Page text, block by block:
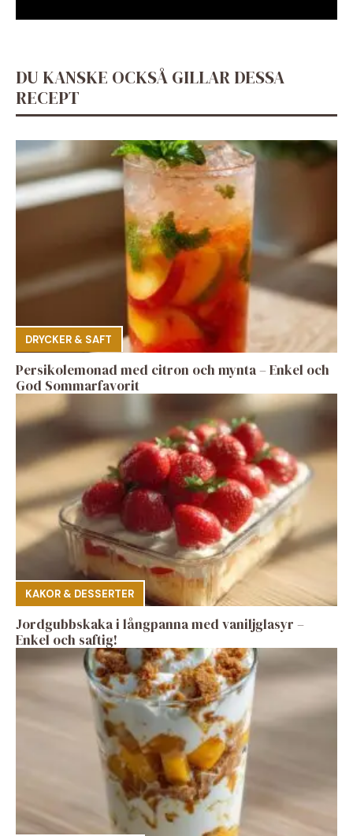
DU KANSKE OCKSÅ GILLAR DESSA
RECEPT
DRYCKER & SAFT
Persikolemonad med citron och mynta – Enkel och
God Sommarfavorit
KAKOR & DESSERTER
Jordgubbskaka i långpanna med vaniljglasyr –
Enkel och saftig!